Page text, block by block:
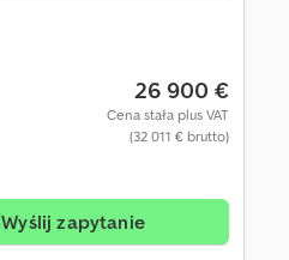
26 900 €
Cena stała plus VAT
(32 011 € brutto)
Wyślij zapytanie